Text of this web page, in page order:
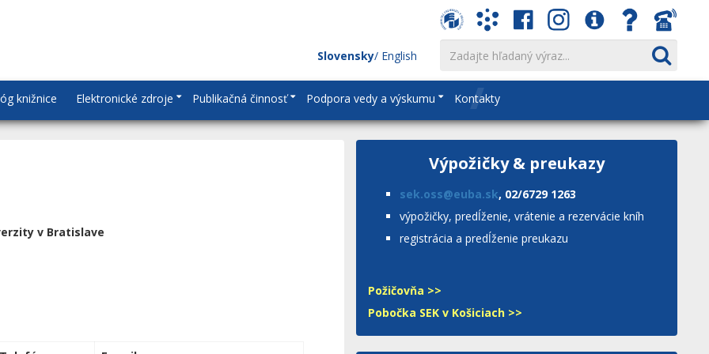
Slovensky English
knižnice Elektronické zdroje Publikačná činnosť Podpora vedy a výskumu Kontakty
v Bratislave
Výpožičky & preukazy
sek.oss@euba.sk, 02/6729 1263
výpožičky, predĺženie, vrátenie a rezervácie kníh
registrácia a predĺženie preukazu
Požičovňa >>
Pobočka SEK v Košiciach >>